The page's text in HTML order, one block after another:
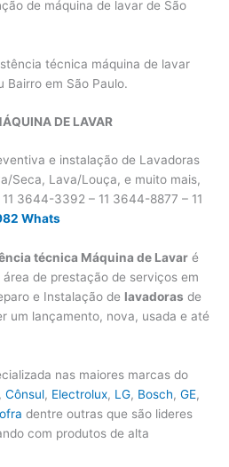
de máquina de lavar de São
técnica máquina de lavar
Bairro em São Paulo.
DE LAVAR
e instalação de Lavadoras
Seca, Lava/Louça, e muito mais,
3644-3392 – 11 3644-8877 – 11
Whats
técnica Máquina de Lavar é
de prestação de serviços em
e Instalação de lavadoras de
um lançamento, nova, usada e até
nas maiores marcas do
,Cônsul, Electrolux, LG, Bosch,GE,
dentre outras que são lideres
com produtos de alta